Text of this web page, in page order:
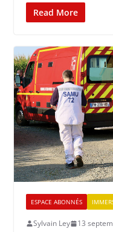
Read More
ESPACE ABONNÉS
Sylvain Ley 13